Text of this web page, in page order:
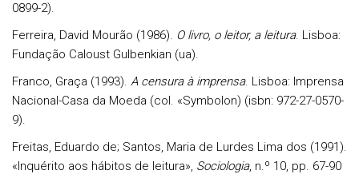
0899-2).
Ferreira, David Mourão (1986). O livro, o leitor, a leitura. Lisboa:
Fundação Caloust Gulbenkian (ua).
Franco, Graça (1993). A censura à imprensa. Lisboa: Imprensa
Nacional-Casa da Moeda (col. «Symbolon) (isbn: 972-27-0570-
9).
Freitas, Eduardo de; Santos, Maria de Lurdes Lima dos (1991).
«Inquérito aos hábitos de leitura», Sociologia, n.º 10, pp. 67-90